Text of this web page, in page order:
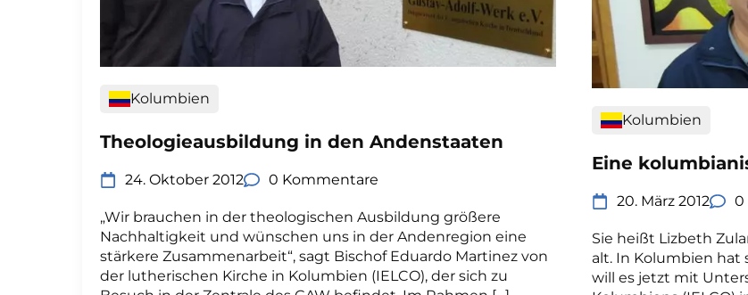
Kolumbien
Theologieausbildung in den Andenstaaten
24. Oktober 2012 0 Kommentare
„Wir brauchen in der theologischen Ausbildung größere
Nachhaltigkeit und wünschen uns in der Andenregion eine
stärkere Zusammenarbeit“, sagt Bischof Eduardo Martinez von
der lutherischen Kirche in Kolumbien (IELCO), der sich zu
Kolumbien
Eine
20. März 2012 0
Sie heißt Lizbeth
alt. In Kolumbien
will es jetzt mit